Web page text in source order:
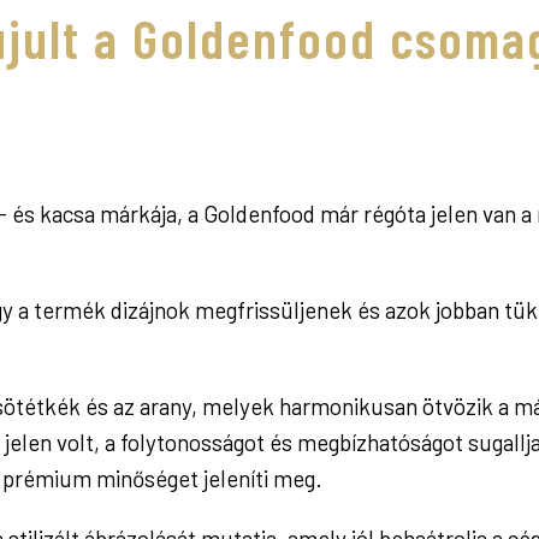
a Goldenfood
kacsa márkája, a Goldenfood már régóta jelen van
a termék dizájnok megfrissüljenek és azok jobban
és az arany, melyek harmonikusan ötvözik a
volt, a folytonosságot és megbízhatóságot
minőséget jeleníti meg.